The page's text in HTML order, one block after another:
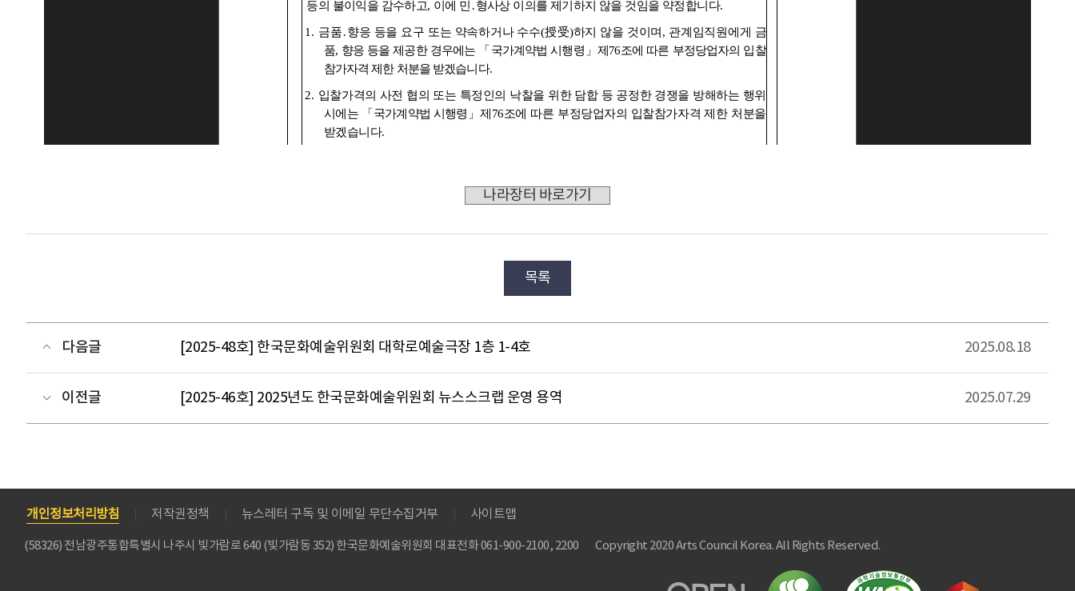
나라장터 바로가기
목록
다음글 [2025-48호] 한국문화예술위원회 대학로예술극장 1층 1-4호 2025.08.18
이전글 [2025-46호] 2025년도 한국문화예술위원회 뉴스스크랩 운영 용역 2025.07.29
개인정보처리방침 저작권정책 뉴스레터 구독 및 이메일 무단수집거부 사이트맵
(58326) 전남광주통합특별시 나주시 빛가람로 640 (빛가람동 352) 한국문화예술위원회 대표전화 061-900-2100, 2200 Copyright 2020 Arts Council Korea. All Rights Reserved.